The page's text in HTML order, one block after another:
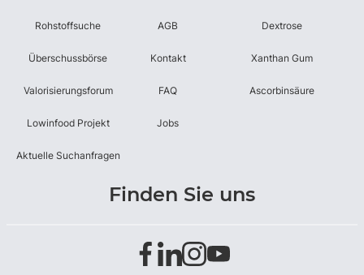
Rohstoffsuche
Überschussbörse
Valorisierungsforum
Lowinfood Projekt
Aktuelle Suchanfragen
AGB
Kontakt
FAQ
Jobs
Dextrose
Xanthan Gum
Ascorbinsäure
Finden Sie uns